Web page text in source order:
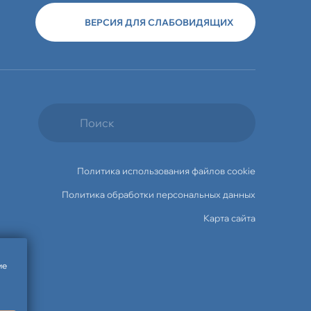
ВЕРСИЯ ДЛЯ СЛАБОВИДЯЩИХ
Политика использования файлов cookie
Политика обработки персональных данных
Карта сайта